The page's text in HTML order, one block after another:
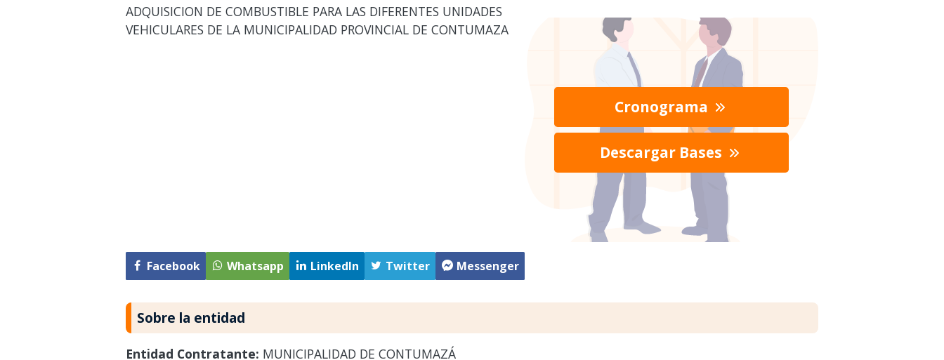
ADQUISICION DE COMBUSTIBLE PARA LAS DIFERENTES UNIDADES
VEHICULARES DE LA MUNICIPALIDAD PROVINCIAL DE CONTUMAZA
Facebook Whatsapp LinkedIn Twitter Messenger
Cronograma
Descargar Bases
Sobre la entidad
Entidad Contratante: MUNICIPALIDAD DE CONTUMAZÁ